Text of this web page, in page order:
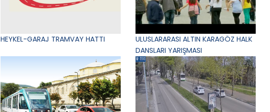
HEYKEL-GARAJ TRAMVAY HATTI
ULUSLARARASI ALTIN KARAGÖZ HALK
DANSLARI YARIŞMASI